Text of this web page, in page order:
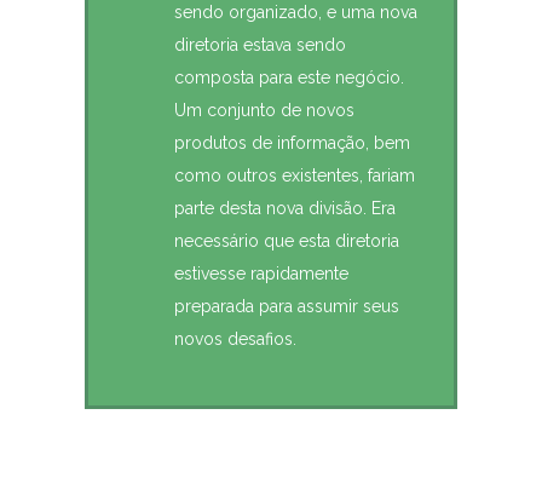
sendo organizado, e uma nova
diretoria estava sendo
composta para este negócio.
Um conjunto de novos
produtos de informação, bem
como outros existentes, fariam
parte desta nova divisão. Era
necessário que esta diretoria
estivesse rapidamente
preparada para assumir seus
novos desafios.